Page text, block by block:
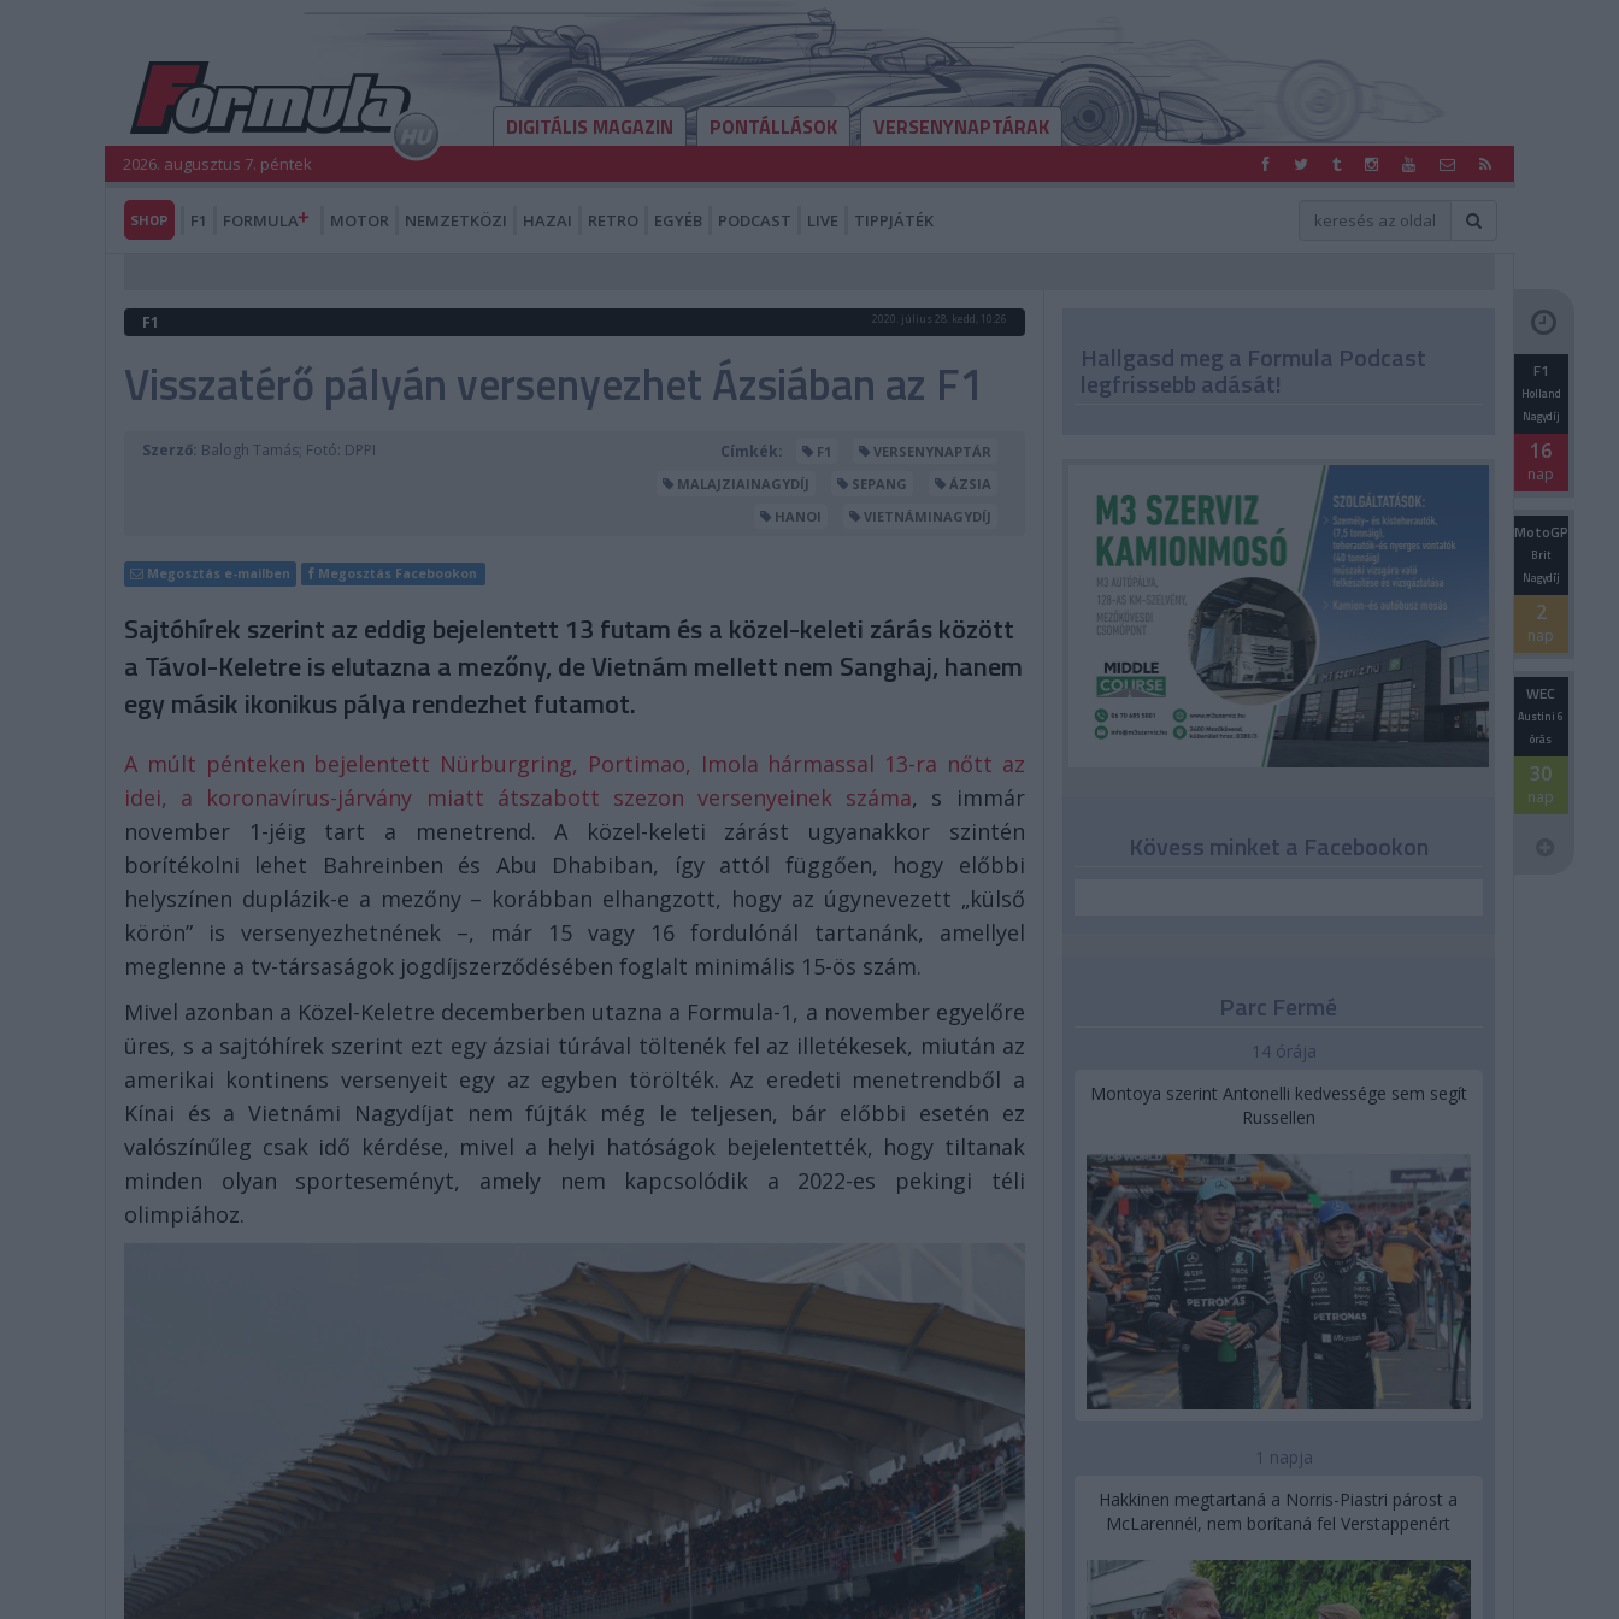
DIGITÁLIS MAGAZIN PONTÁLLÁSOK VERSENYNAPTÁRAK
2026. augusztus 7. péntek
SHOP F1 FORMULA MOTOR NEMZETKÖZI HAZAI RETRO EGYÉB PODCAST LIVE TIPPJÁTÉK
F1 2020. július 28. kedd, 10:26
Visszatérő pályán versenyezhet Ázsiában az F1
Szerző: Balogh Tamás; Fotó: DPPI Címkék: F1
VERSENYNAPTÁR
MALAJZIAINAGYDÍJ
SEPANG
ÁZSIA
HANOI
VIETNÁMINAGYDÍJ
Megosztás e-mailben Megosztás Facebookon
Sajtóhírek szerint az eddig bejelentett 13 futam és a közel-keleti zárás között
a Távol-Keletre is elutazna a mezőny, de Vietnám mellett nem Sanghaj, hanem
egy másik ikonikus pálya rendezhet futamot.
A múlt pénteken bejelentett Nürburgring, Portimao, Imola hármassal 13-ra nőtt az
idei, a koronavírus-járvány miatt átszabott szezon versenyeinek száma, s immár
november 1-jéig tart a menetrend. A közel-keleti zárást ugyanakkor szintén
borítékolni lehet Bahreinben és Abu Dhabiban, így attól függően, hogy előbbi
helyszínen duplázik-e a mezőny – korábban elhangzott, hogy az úgynevezett „külső
körön” is versenyezhetnének –, már 15 vagy 16 fordulónál tartanánk, amellyel
meglenne a tv-társaságok jogdíjszerződésében foglalt minimális 15-ös szám.
Mivel azonban a Közel-Keletre decemberben utazna a Formula-1, a november egyelőre
üres, s a sajtóhírek szerint ezt egy ázsiai túrával töltenék fel az illetékesek, miután az
amerikai kontinens versenyeit egy az egyben törölték. Az eredeti menetrendből a
Kínai és a Vietnámi Nagydíjat nem fújták még le teljesen, bár előbbi esetén ez
valószínűleg csak idő kérdése, mivel a helyi hatóságok bejelentették, hogy tiltanak
minden olyan sporteseményt, amely nem kapcsolódik a 2022-es pekingi téli
olimpiához.
Hallgasd meg a Formula Podcast
legfrissebb adását! F1
Holland
Nagydíj
16
nap
MotoGP
Brit
Nagydíj
2
nap
WEC
Austini 6
órás
30
nap
Kövess minket a Facebookon
Parc Fermé
14 órája
Montoya szerint Antonelli kedvessége sem segít
Russellen
1 napja
Hakkinen megtartaná a Norris-Piastri párost a
McLarennél, nem borítaná fel Verstappenért